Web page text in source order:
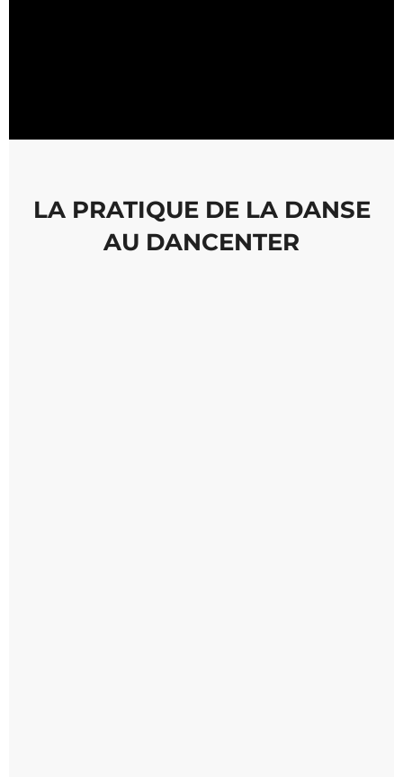
LA PRATIQUE DE LA DANSE
AU DANCENTER